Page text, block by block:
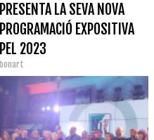
PRESENTA LA SEVA NOVA
PROGRAMACIÓ EXPOSITIVA
PEL 2023
bonart